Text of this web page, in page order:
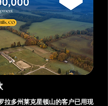
拉多州莱克星顿山的客户已用现